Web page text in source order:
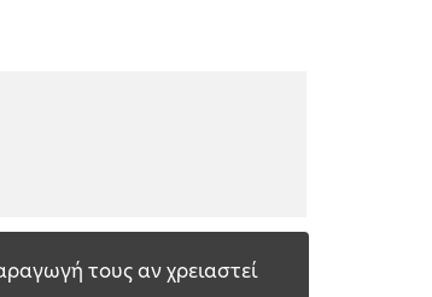
τους αν χρειαστεί